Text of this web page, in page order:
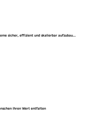
sicher, effizient und skalierbar aufzubau...
ihren Wert entfalten